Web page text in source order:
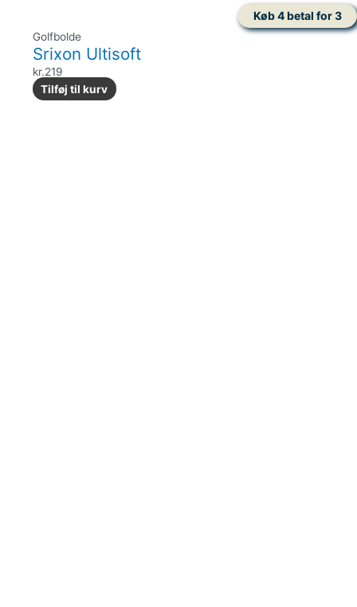
Køb 4 betal for 3
Golfbolde
Srixon Ultisoft
kr.219
Tilføj til kurv